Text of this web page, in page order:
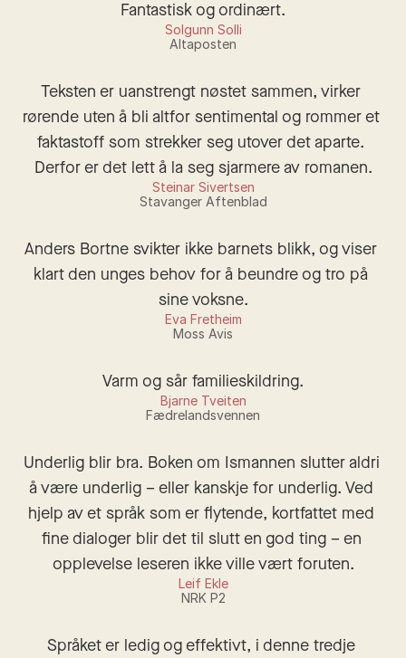
Fantastisk og ordinært.
Solgunn Solli
Altaposten
Teksten er uanstrengt nøstet sammen, virker
rørende uten å bli altfor sentimental og rommer et
faktastoff som strekker seg utover det aparte.
Derfor er det lett å la seg sjarmere av romanen.
Steinar Sivertsen
Stavanger Aftenblad
Anders Bortne svikter ikke barnets blikk, og viser
klart den unges behov for å beundre og tro på
sine voksne.
Eva Fretheim
Moss Avis
Varm og sår familieskildring.
Bjarne Tveiten
Fædrelandsvennen
Underlig blir bra. Boken om Ismannen slutter aldri
å være underlig – eller kanskje for underlig. Ved
hjelp av et språk som er flytende, kortfattet med
fine dialoger blir det til slutt en god ting – en
opplevelse leseren ikke ville vært foruten.
Leif Ekle
NRK P2
Språket er ledig og effektivt, i denne tredje